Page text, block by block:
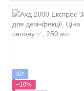
Хіт
−10%